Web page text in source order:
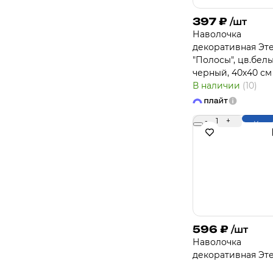
397 ₽ /шт
Наволочка
декоративная
"Полосы",
черный, 40х40 см
В наличии (10)
- 1 +
596 ₽ /шт
Наволочка
декоративная